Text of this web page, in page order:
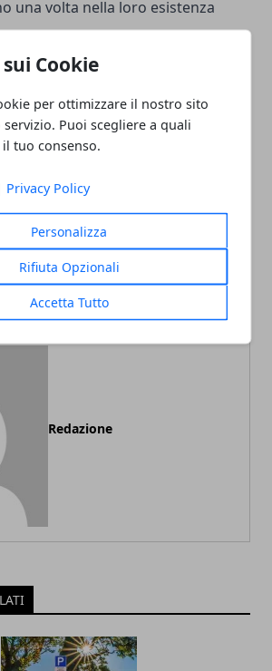
Cookie
per ottimizzare il nostro sito
Puoi scegliere a quali
tuo consenso.
Privacy Policy
Personalizza
Rifiuta Opzionali
Accetta Tutto
una volta nella loro esistenza
vino:
Ipertrofia prostatica
benigna: i principali rimedi
naturali
Redazione